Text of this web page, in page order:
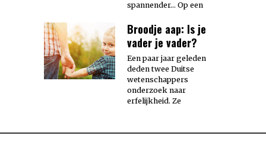
spannender… Op een
Broodje aap: Is je
vader je vader?
Een paar jaar geleden
deden twee Duitse
wetenschappers
onderzoek naar
erfelijkheid. Ze